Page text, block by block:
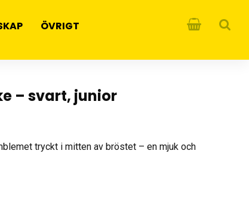
ÖVRIGT
– svart, junior
tryckt i mitten av bröstet – en mjuk och